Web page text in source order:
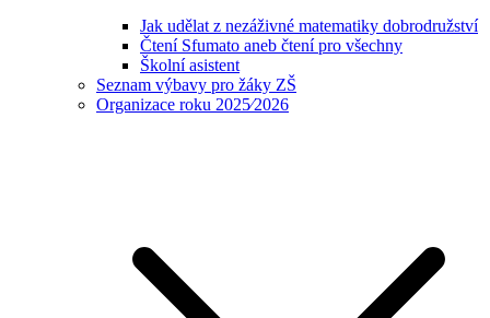
Jak udělat z nezáživné matematiky dobrodružství
Čtení Sfumato aneb čtení pro všechny
Školní asistent
Seznam výbavy pro žáky ZŠ
Organizace roku 2025⁄2026